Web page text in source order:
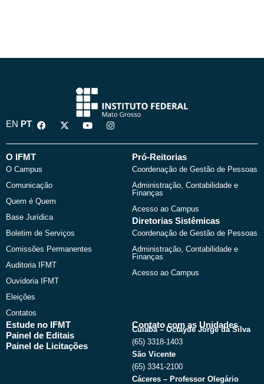
EN PT
F
a
e
o
k
X
-
w
Y
o
t
I
n
t
O IFMT
O Campus
Comunicação
Quem é Quem
Base Jurídica
Boletim de Serviços
Comissões Permanentes
Auditoria IFMT
Ouvidoria IFMT
Eleições
Contatos
Pró-Reitorias
Coordenação de Gestão de Pessoas
Administração, Contabilidade e
Finanças
Acesso ao Campus
Diretorias Sistêmicas
Coordenação de Gestão de Pessoas
Administração, Contabilidade e
Finanças
Acesso ao Campus
Estude no IFMT
Painel de Editais
Painel de Licitações
Contato com as Unidades
Cuiabá – Octayde Jorge da Silva
(65) 3318-1403
São Vicente
(65) 3341-2100
Cáceres – Professor Olegário